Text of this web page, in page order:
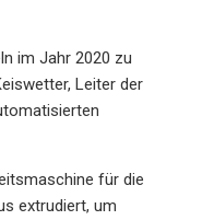
im Jahr 2020 zu
Leiter der
für die
extrudiert, um